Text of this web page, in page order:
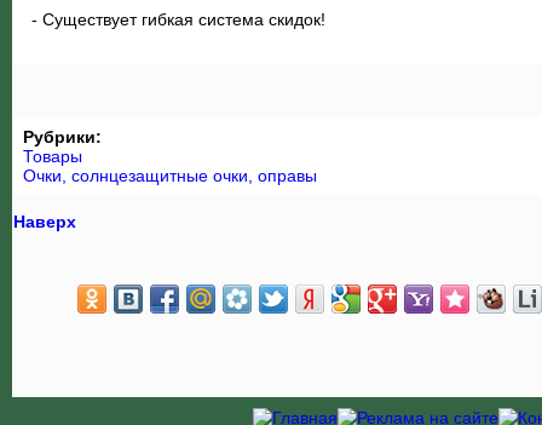
- Существует гибкая система скидок!
Рубрики:
Товары
Очки, солнцезащитные очки, оправы
Наверх